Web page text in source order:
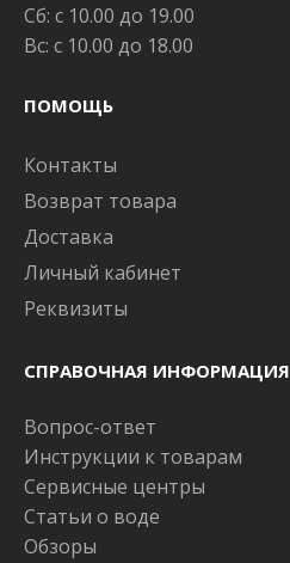
Сб: с 10.00 до 19.00
Вс: с 10.00 до 18.00
ПОМОЩЬ
Контакты
Возврат товара
Доставка
Личный кабинет
Реквизиты
СПРАВОЧНАЯ ИНФОРМАЦИЯ
Вопрос-ответ
Инструкции к товарам
Сервисные центры
Статьи о воде
Обзоры